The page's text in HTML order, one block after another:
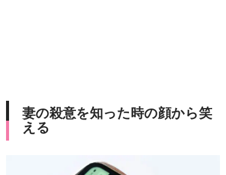
妻の殺意を知った時の顔から笑
える